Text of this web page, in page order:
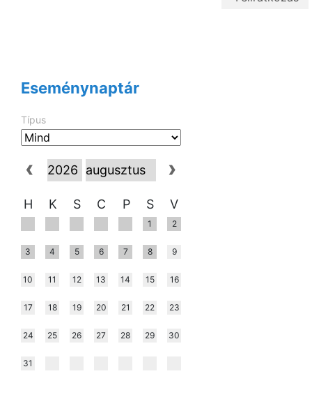
Eseménynaptár
Típus
H K S C P S V
1 2
3 4 5 6 7 8 9
10 11 12 13 14 15 16
17 18 19 20 21 22 23
24 25 26 27 28 29 30
31